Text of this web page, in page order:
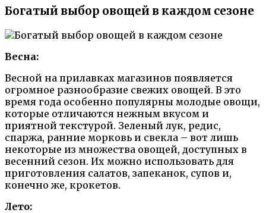
Богатый выбор овощей в каждом сезоне
Весна:
Весной на прилавках магазинов появляется
огромное разнообразие свежих овощей. В это
время года особенно популярны молодые овощи,
которые отличаются нежным вкусом и
приятной текстурой. Зеленый лук, редис,
спаржа, ранние морковь и свекла – вот лишь
некоторые из множества овощей, доступных в
весенний сезон. Их можно использовать для
приготовления салатов, запеканок, супов и,
конечно же, крокетов.
Лето: